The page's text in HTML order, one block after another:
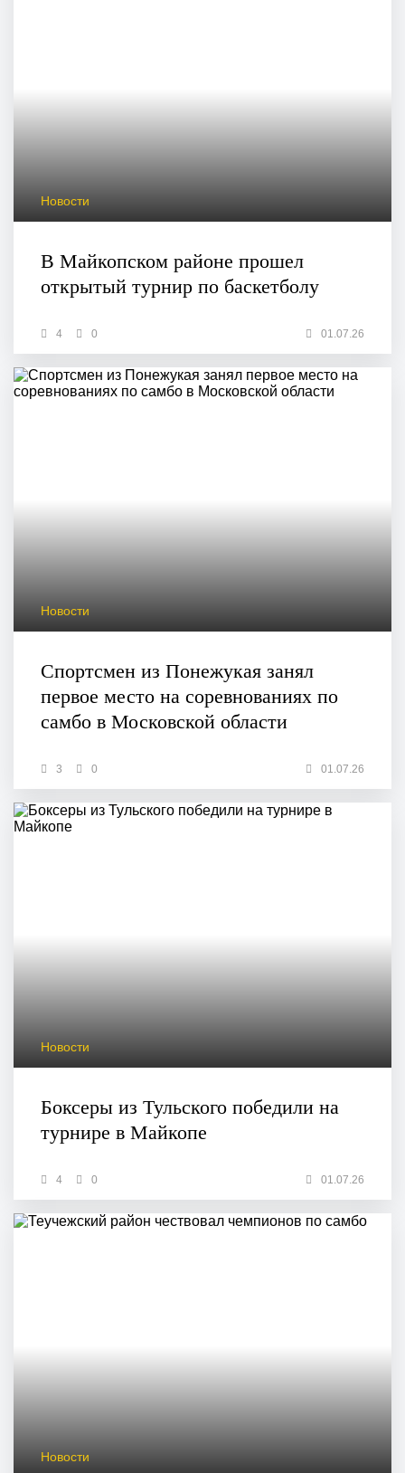
Новости
В Майкопском районе прошел
открытый турнир по баскетболу
4 0 01.07.26
Новости
Спортсмен из Понежукая занял
первое место на соревнованиях по
самбо в Московской области
3 0 01.07.26
Новости
Боксеры из Тульского победили на
турнире в Майкопе
4 0 01.07.26
Новости